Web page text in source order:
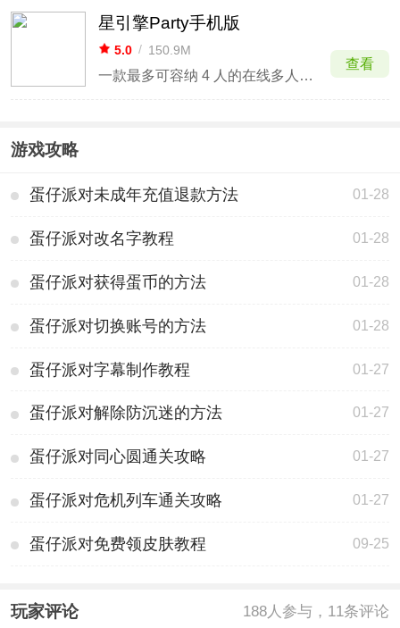
星引擎Party手机版
5.0 / 150.9M
一款最多可容纳 4 人的在线多人派对游戏
查看
游戏攻略
蛋仔派对未成年充值退款方法 01-28
蛋仔派对改名字教程 01-28
蛋仔派对获得蛋币的方法 01-28
蛋仔派对切换账号的方法 01-28
蛋仔派对字幕制作教程 01-27
蛋仔派对解除防沉迷的方法 01-27
蛋仔派对同心圆通关攻略 01-27
蛋仔派对危机列车通关攻略 01-27
蛋仔派对免费领皮肤教程 09-25
玩家评论 188人参与，11条评论